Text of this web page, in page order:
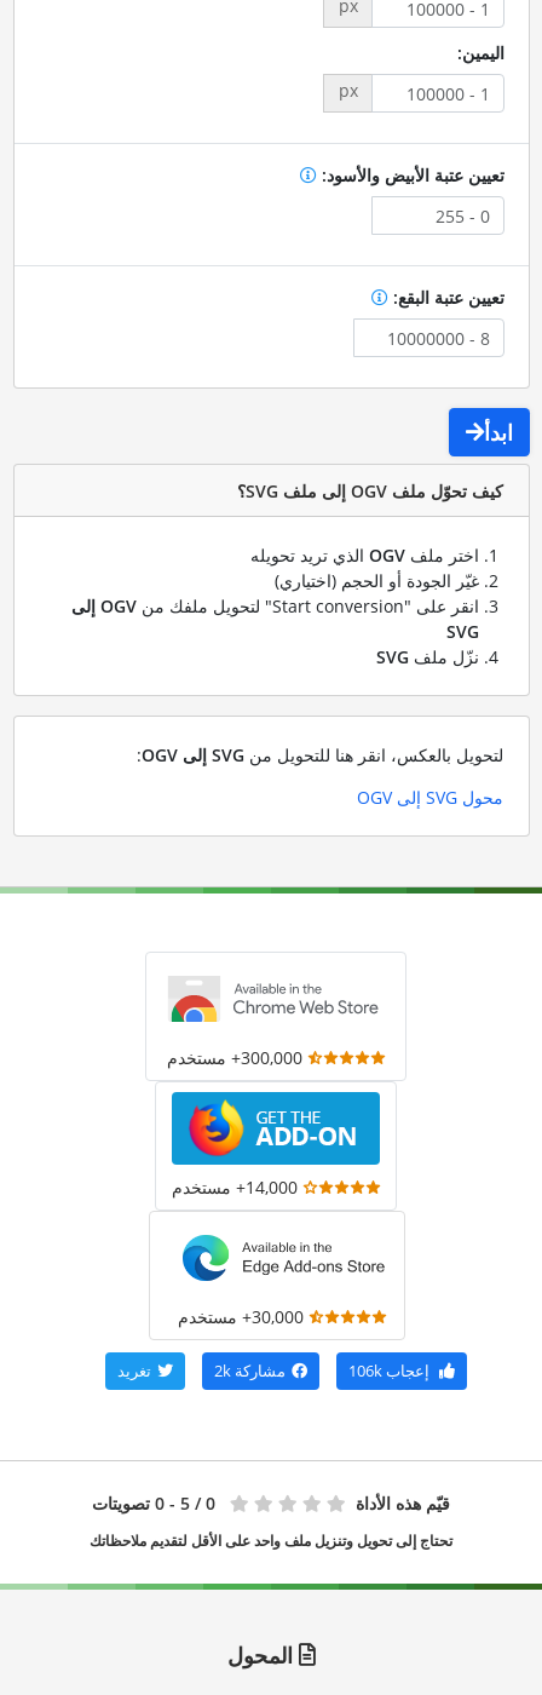
px
اليمين:
px
تعيين عتبة الأبيض والأسود:
تعيين عتبة البقع:
ابدأ
كيف تحوّل ملف OGV إلى ملف SVG؟
اختر ملف OGVالذي تريد تحويله
غيّر الجودة أو الحجم (اختياري)
انقر على "Start conversion" لتحويل ملفك من
OGV إلى
SVG
نزّل ملف SVG
لتحويل بالعكس، انقر هنا للتحويل من SVG إلى OGV
:
محول SVG إلى OGV
300,000+ مستخدم
14,000+ مستخدم
30,000+ مستخدم
إعجاب106k مشاركة 2k تغريد
قيّم هذه الأداة 0 / 5 - 0 تصويتات
تحتاج إلى تحويل وتنزيل ملف واحد على الأقل لتقديم ملاحظاتك
المحول